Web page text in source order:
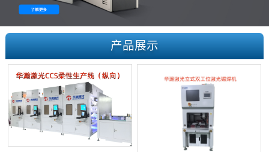
产品展示